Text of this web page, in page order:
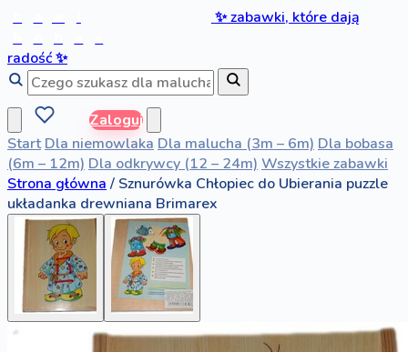
✨zabawki, które dają
radość✨
Zaloguj
Start Dla niemowlaka Dla malucha (3m – 6m) Dla bobasa
(6m – 12m) Dla odkrywcy (12 – 24m) Wszystkie zabawki
Strona główna / Sznurówka Chłopiec do Ubierania puzzle
układanka drewniana Brimarex